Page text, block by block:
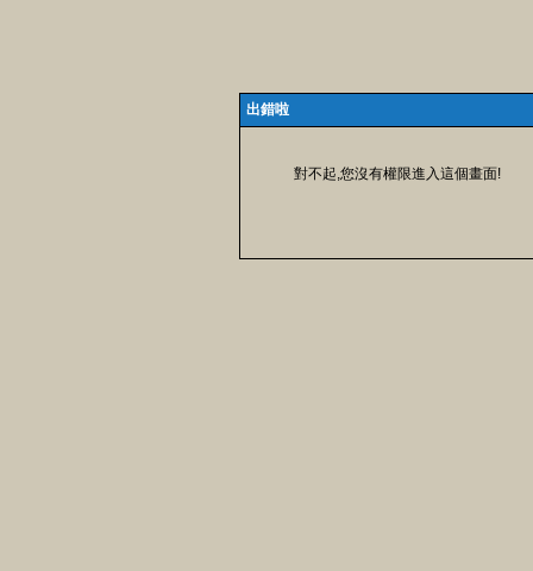
出錯啦
對不起,您沒有權限進入這個畫面!